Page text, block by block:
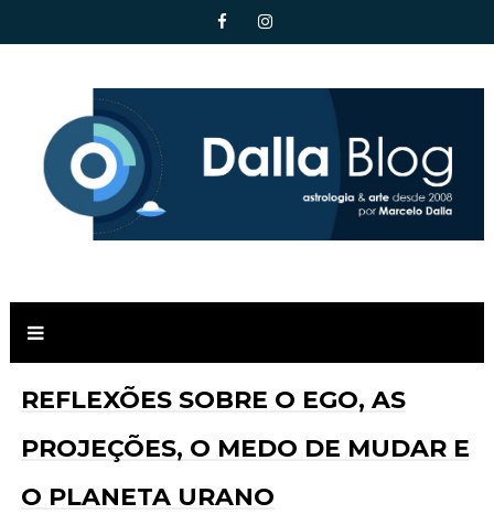
REFLEXÕES SOBRE O EGO, AS
PROJEÇÕES, O MEDO DE MUDAR E
O PLANETA URANO